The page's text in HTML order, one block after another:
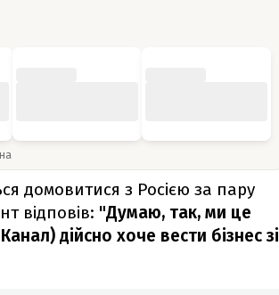
домовитися з Росією за пару
відповів: "Думаю, так, ми це
дійсно хоче вести бізнес зі